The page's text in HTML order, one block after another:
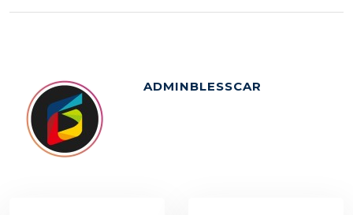
ADMINBLESSCAR